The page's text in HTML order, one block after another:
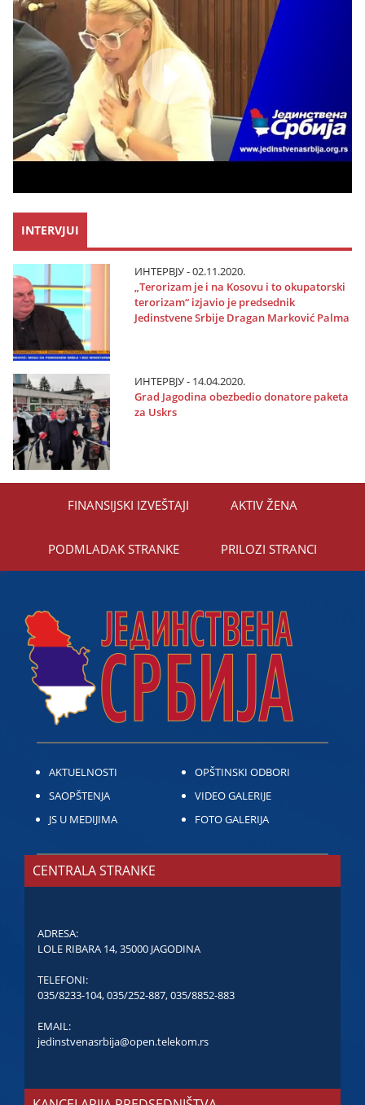
INTERVJUI
ИНТЕРВЈУ - 02.11.2020.
„Terorizam јe i na Kosovu i to okupatorski
terorizam“ izјavio јe predsednik
Јedinstvene Srbiјe Dragan Marković Palma
ИНТЕРВЈУ - 14.04.2020.
Grad Јagodina obezbedio donatore paketa
za Uskrs
FINANSIЈSKI IZVEŠTAЈI AKTIV ŽENA
PODMLADAK STRANKE PRILOZI STRANCI
AKTUELNOSTI
SAOPŠTENJA
JS U MEDIJIMA
OPŠTINSKI ODBORI
VIDEO GALERIJE
FOTO GALERIJA
CENTRALA STRANKE
ADRESA:
LOLE RIBARA 14, 35000 JAGODINA
TELEFONI:
035/8233-104,035/252-887,035/8852-883
EMAIL:
jedinstvenasrbija@open.telekom.rs